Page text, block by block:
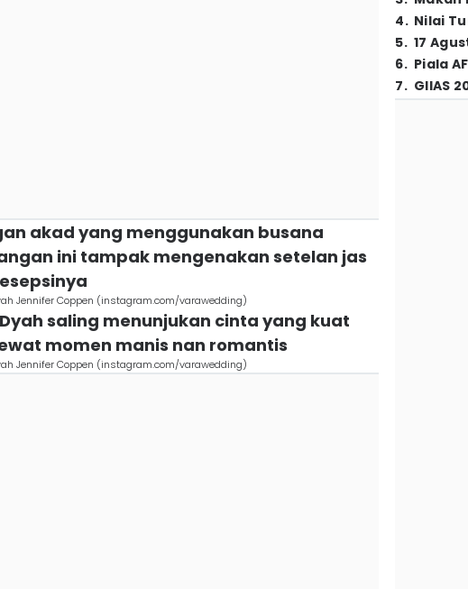
akad yang menggunakan busana
ini tampak mengenakan setelan jas
Jennifer Coppen (instagram.com/varawedding)
saling menunjukan cinta yang kuat
momen manis nan romantis
Jennifer Coppen (instagram.com/varawedding)
4. Nilai
5. 17
6. Piala
7. GIIAS